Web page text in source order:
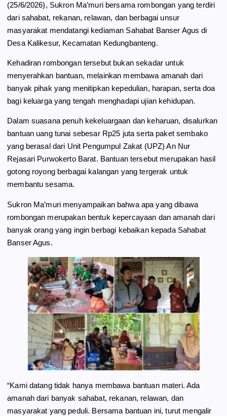
k
m
p
(25/6/2026), Sukron Ma’muri bersama rombongan yang terdiri
dari sahabat, rekanan, relawan, dan berbagai unsur
masyarakat mendatangi kediaman Sahabat Banser Agus di
Desa Kalikesur, Kecamatan Kedungbanteng.
Kehadiran rombongan tersebut bukan sekadar untuk
menyerahkan bantuan, melainkan membawa amanah dari
banyak pihak yang menitipkan kepedulian, harapan, serta doa
bagi keluarga yang tengah menghadapi ujian kehidupan.
Dalam suasana penuh kekeluargaan dan keharuan, disalurkan
bantuan uang tunai sebesar Rp25 juta serta paket sembako
yang berasal dari Unit Pengumpul Zakat (UPZ) An Nur
Rejasari Purwokerto Barat. Bantuan tersebut merupakan hasil
gotong royong berbagai kalangan yang tergerak untuk
membantu sesama.
Sukron Ma’muri menyampaikan bahwa apa yang dibawa
rombongan merupakan bentuk kepercayaan dan amanah dari
banyak orang yang ingin berbagi kebaikan kepada Sahabat
Banser Agus.
“Kami datang tidak hanya membawa bantuan materi. Ada
amanah dari banyak sahabat, rekanan, relawan, dan
masyarakat yang peduli. Bersama bantuan ini, turut mengalir